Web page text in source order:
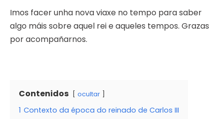
Imos facer unha nova viaxe no tempo para saber
algo máis sobre aquel rei e aqueles tempos. Grazas
por acompañarnos.
Contenidos ocultar
1 Contexto da época do reinado de Carlos III